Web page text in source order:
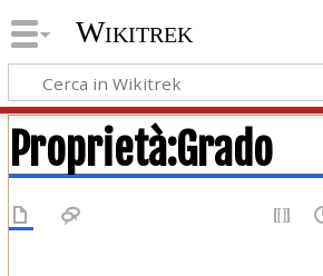
Wikitrek
Proprietà:Grado